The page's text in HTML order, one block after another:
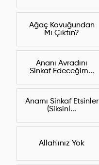
Ağaç Kovuğundan
Mı Çıktın?
Ananı Avradını
Sinkaf Edeceğim...
Anamı Sinkaf Etsinler
(Siksinl...
Allah'ınız Yok